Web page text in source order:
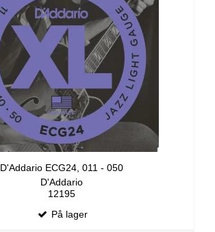
D'Addario ECG24, 011 - 050
D'Addario
12195
På lager